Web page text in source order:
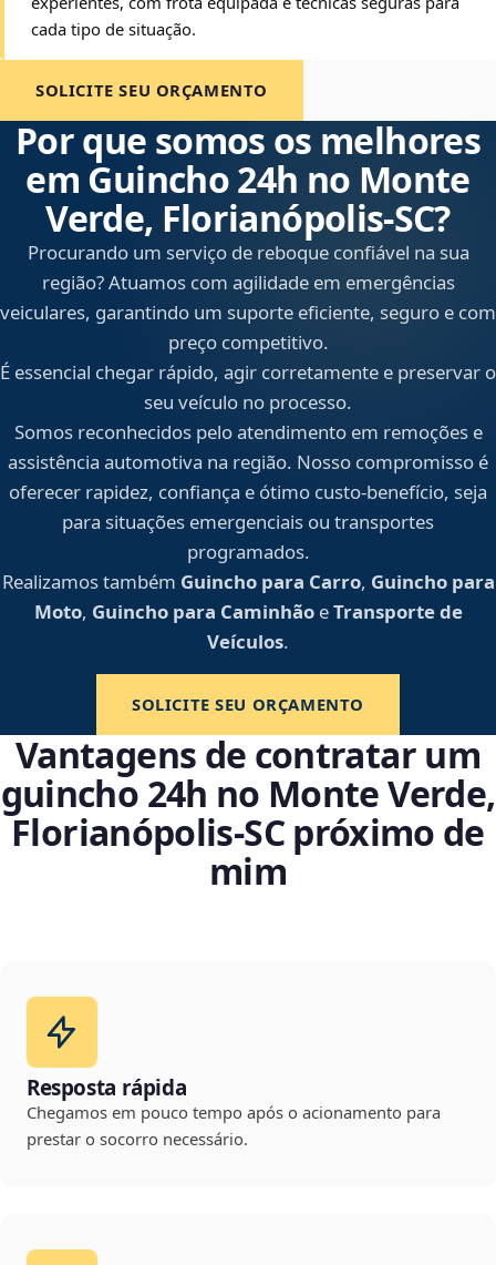
cada tipo de situação.
SOLICITE SEU ORÇAMENTO
Por que somos os melhores
em Guincho 24h no Monte
Verde, Florianópolis‑SC?
Procurando um serviço de reboque confiável na sua
região? Atuamos com agilidade em emergências
veiculares, garantindo um suporte eficiente, seguro e com
preço competitivo.
É essencial chegar rápido, agir corretamente e preservar o
seu veículo no processo.
Somos reconhecidos pelo atendimento em remoções e
assistência automotiva na região. Nosso compromisso é
oferecer rapidez, confiança e ótimo custo-benefício, seja
para situações emergenciais ou transportes
programados.
Realizamos também Guincho para Carro, Guincho para
Moto, Guincho para CaminhãoeTransporte de
Veículos.
SOLICITE SEU ORÇAMENTO
Vantagens de contratar um
guincho 24h no Monte Verde,
Florianópolis‑SC próximo de
mim
Resposta rápida
Chegamos em pouco tempo após o acionamento para
prestar o socorro necessário.